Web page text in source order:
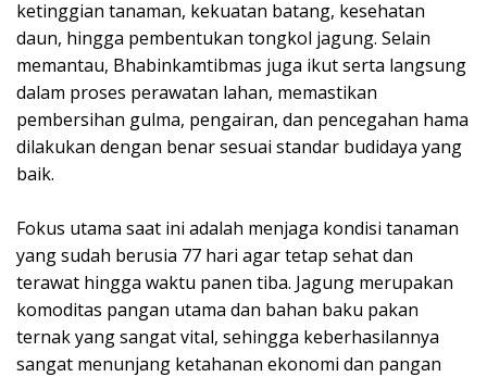
ketinggian tanaman, kekuatan batang, kesehatan
daun, hingga pembentukan tongkol jagung. Selain
memantau, Bhabinkamtibmas juga ikut serta langsung
dalam proses perawatan lahan, memastikan
pembersihan gulma, pengairan, dan pencegahan hama
dilakukan dengan benar sesuai standar budidaya yang
baik.
Fokus utama saat ini adalah menjaga kondisi tanaman
yang sudah berusia 77 hari agar tetap sehat dan
terawat hingga waktu panen tiba. Jagung merupakan
komoditas pangan utama dan bahan baku pakan
ternak yang sangat vital, sehingga keberhasilannya
sangat menunjang ketahanan ekonomi dan pangan